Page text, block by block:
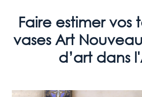
Faire estimer vos
vases Art
d’art dans